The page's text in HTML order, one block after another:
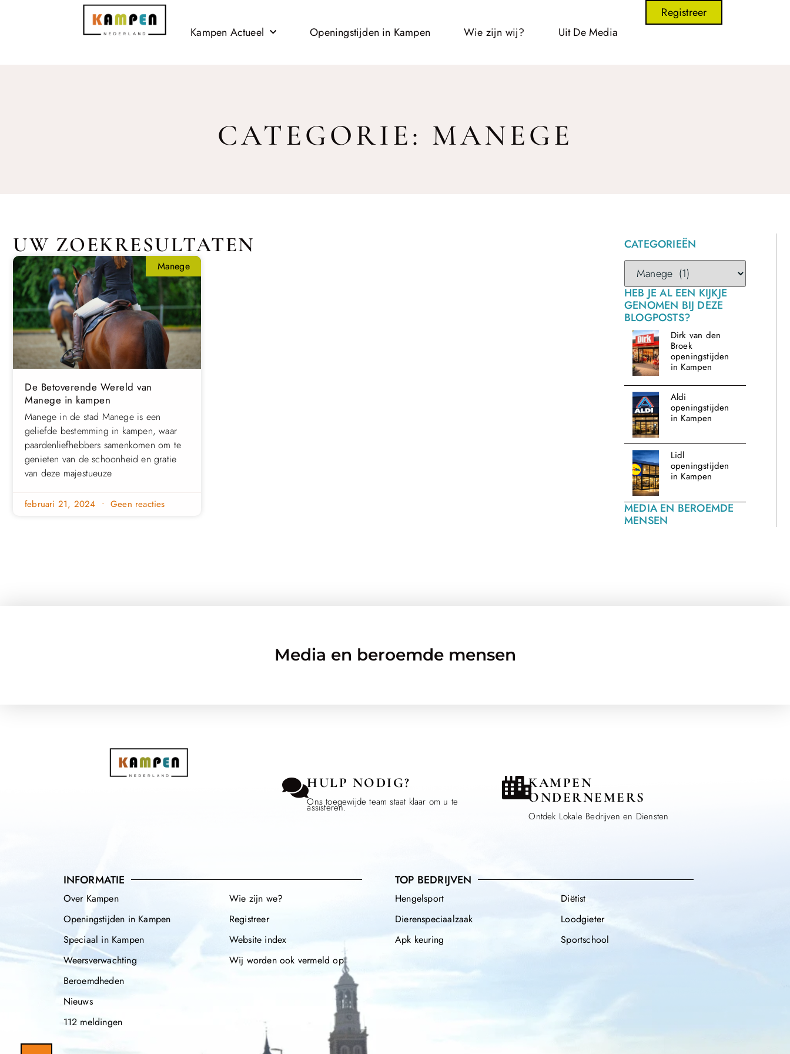
Kampen Actueel Openingstijden in Kampen Wie zijn wij? Uit De Media
Registreer
CATEGORIE: MANEGE
UW ZOEKRESULTATEN
Manege
De Betoverende Wereld van
Manege in kampen
Manege in de stad Manege is een
geliefde bestemming in kampen, waar
paardenliefhebbers samenkomen om te
genieten van de schoonheid en gratie
van deze majestueuze
februari 21, 2024 Geen reacties
CATEGORIEËN
HEB JE AL EEN KIJKJE
GENOMEN BIJ DEZE
BLOGPOSTS?
Dirk van den
Broek
openingstijden
in Kampen
Aldi
openingstijden
in Kampen
Lidl
openingstijden
in Kampen
MEDIA EN BEROEMDE
MENSEN
Media en beroemde mensen
HULP NODIG?
Ons toegewijde team staat klaar om u te
assisteren.
KAMPEN
ONDERNEMERS
Ontdek Lokale Bedrijven en Diensten
INFORMATIE
Over Kampen
Openingstijden in Kampen
Speciaal in Kampen
Weersverwachting
Beroemdheden
Nieuws
112 meldingen
Wie zijn we?
Registreer
Website index
Wij worden ook vermeld op
TOP BEDRIJVEN
Hengelsport
Dierenspeciaalzaak
Apk keuring
Diëtist
Loodgieter
Sportschool